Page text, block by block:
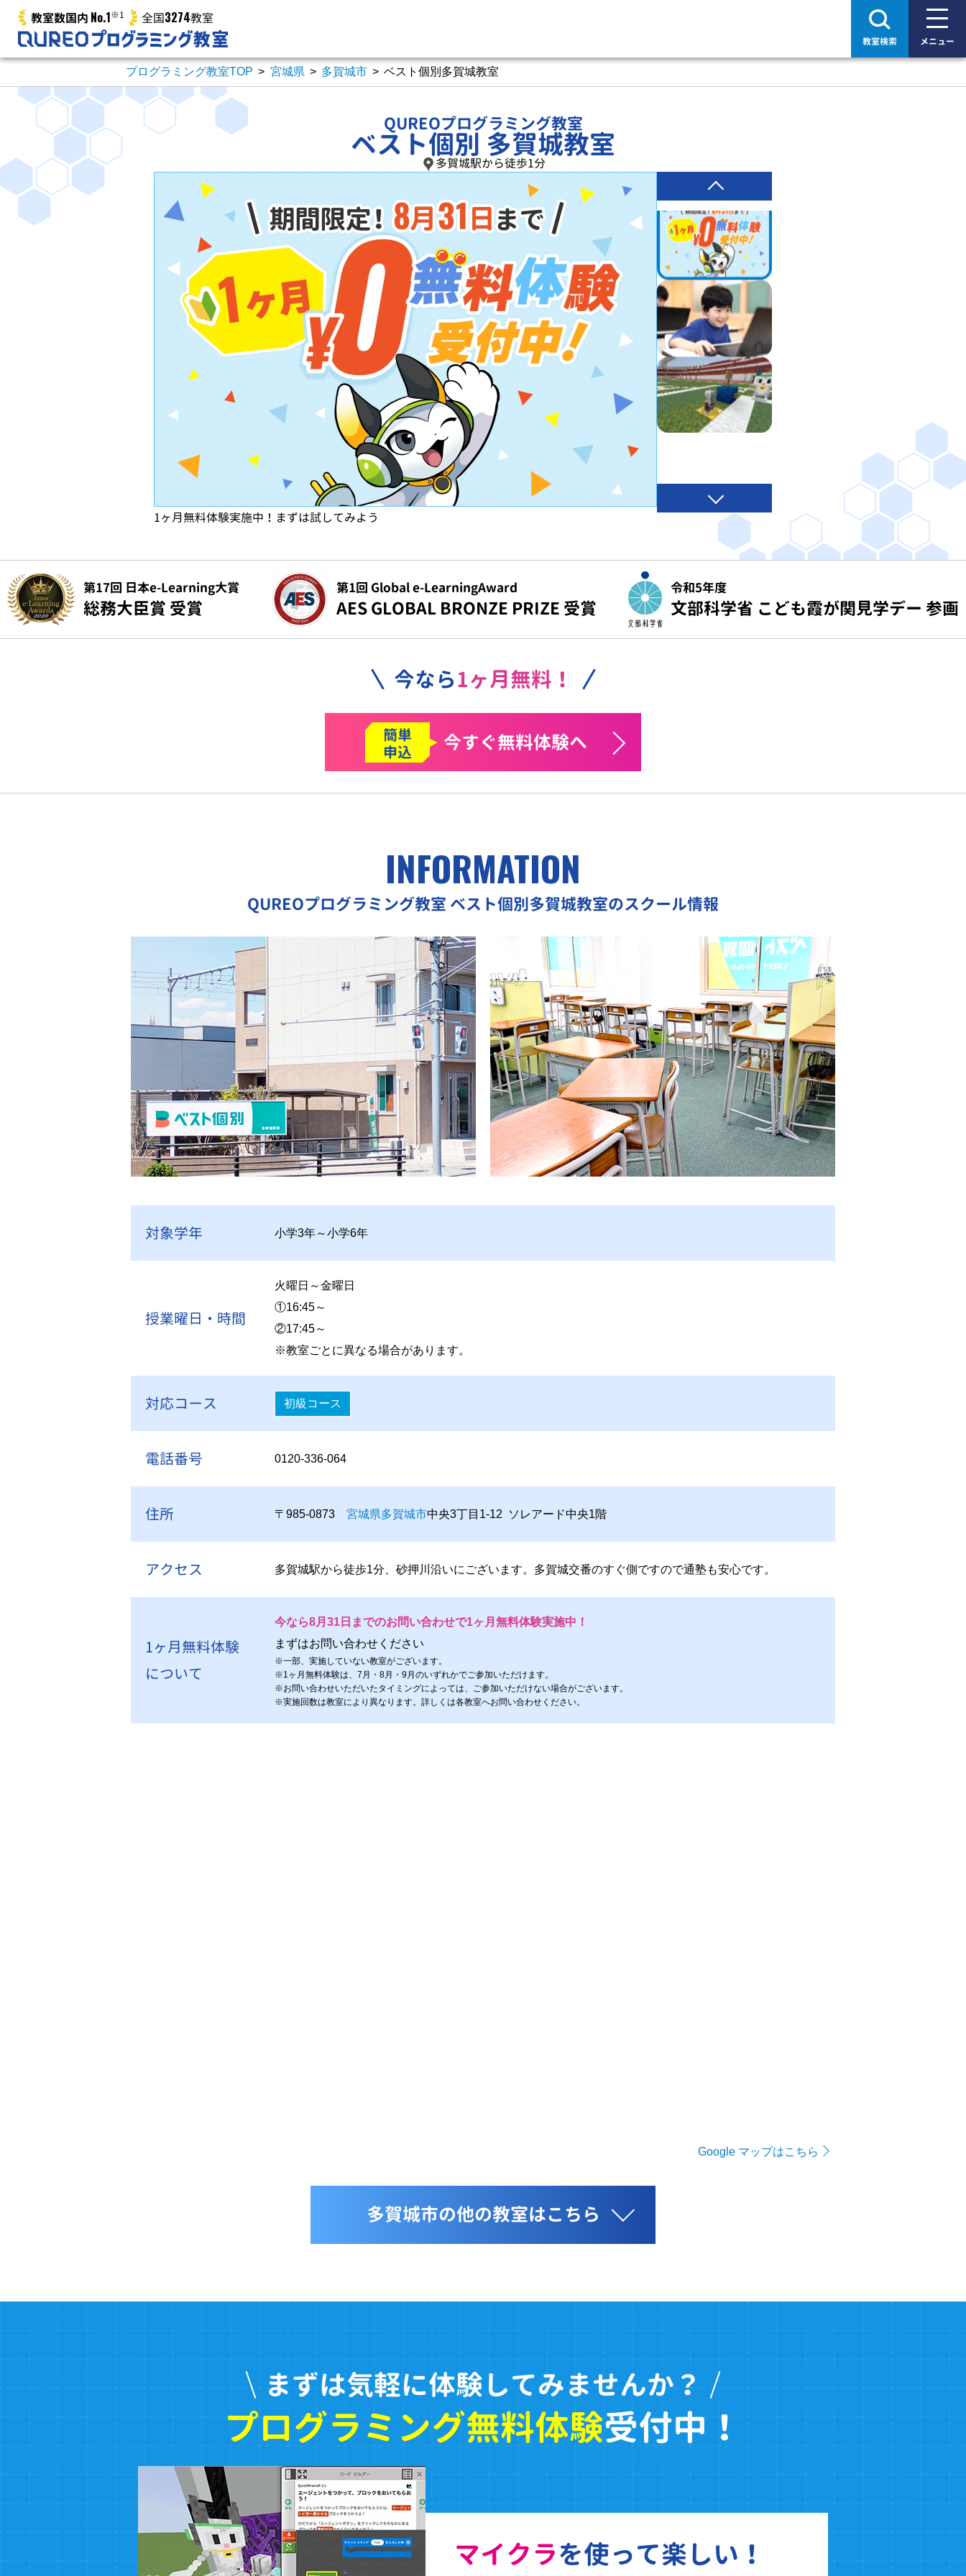
教室数国内 No.1※1 全国3274教室
教室検索 メニュー
プログラミング教室TOP > 宮城県 > 多賀城市 > ベスト個別多賀城教室
QUREOプログラミング教室
ベスト個別 多賀城教室
多賀城駅から徒歩1分
1ヶ月無料体験実施中！まずは試してみよう
第17回 日本e-Learning大賞
総務大臣賞 受賞
第1回 Global e-LearningAward
AES GLOBAL BRONZE PRIZE 受賞
令和5年度
文部科学省 こども霞が関見学デー 参画
今なら1ヶ月無料！
簡単
申込
今すぐ無料体験へ
INFORMATION
QUREOプログラミング教室 ベスト個別多賀城教室のスクール情報
対象学年 小学3年～小学6年
授業曜日・時間
火曜日～金曜日
①16:45～
②17:45～
※教室ごとに異なる場合があります。
対応コース 初級コース
電話番号 0120-336-064
住所 〒985-0873 宮城県多賀城市中央3丁目1-12 ソレアード中央1階
アクセス 多賀城駅から徒歩1分、砂押川沿いにございます。多賀城交番のすぐ側ですので通塾も安心です。
1ヶ月無料体験
について
今なら8月31日までのお問い合わせで1ヶ月無料体験実施中！
まずはお問い合わせください
※一部、実施していない教室がございます。
※1ヶ月無料体験は、7月・8月・9月のいずれかでご参加いただけます。
※お問い合わせいただいたタイミングによっては、ご参加いただけない場合がございます。
※実施回数は教室により異なります。詳しくは各教室へお問い合わせください。
Google マップはこちら
多賀城市の他の教室はこちら
まずは気軽に体験してみませんか？
プログラミング無料体験受付中！
マイクラを使って楽しい！